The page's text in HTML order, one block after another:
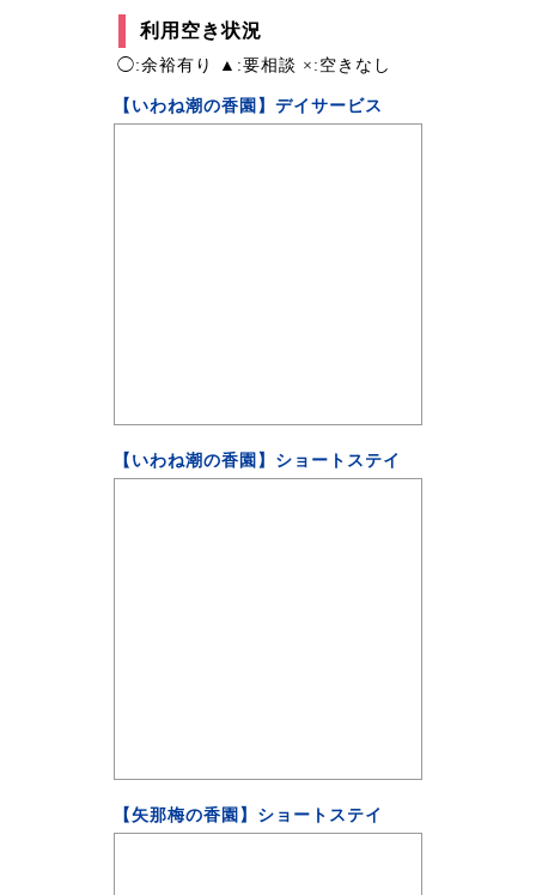
利用空き状況
◯:余裕有り ▲:要相談 ×:空きなし
【いわね潮の香園】デイサービス
【いわね潮の香園】ショートステイ
【矢那梅の香園】ショートステイ